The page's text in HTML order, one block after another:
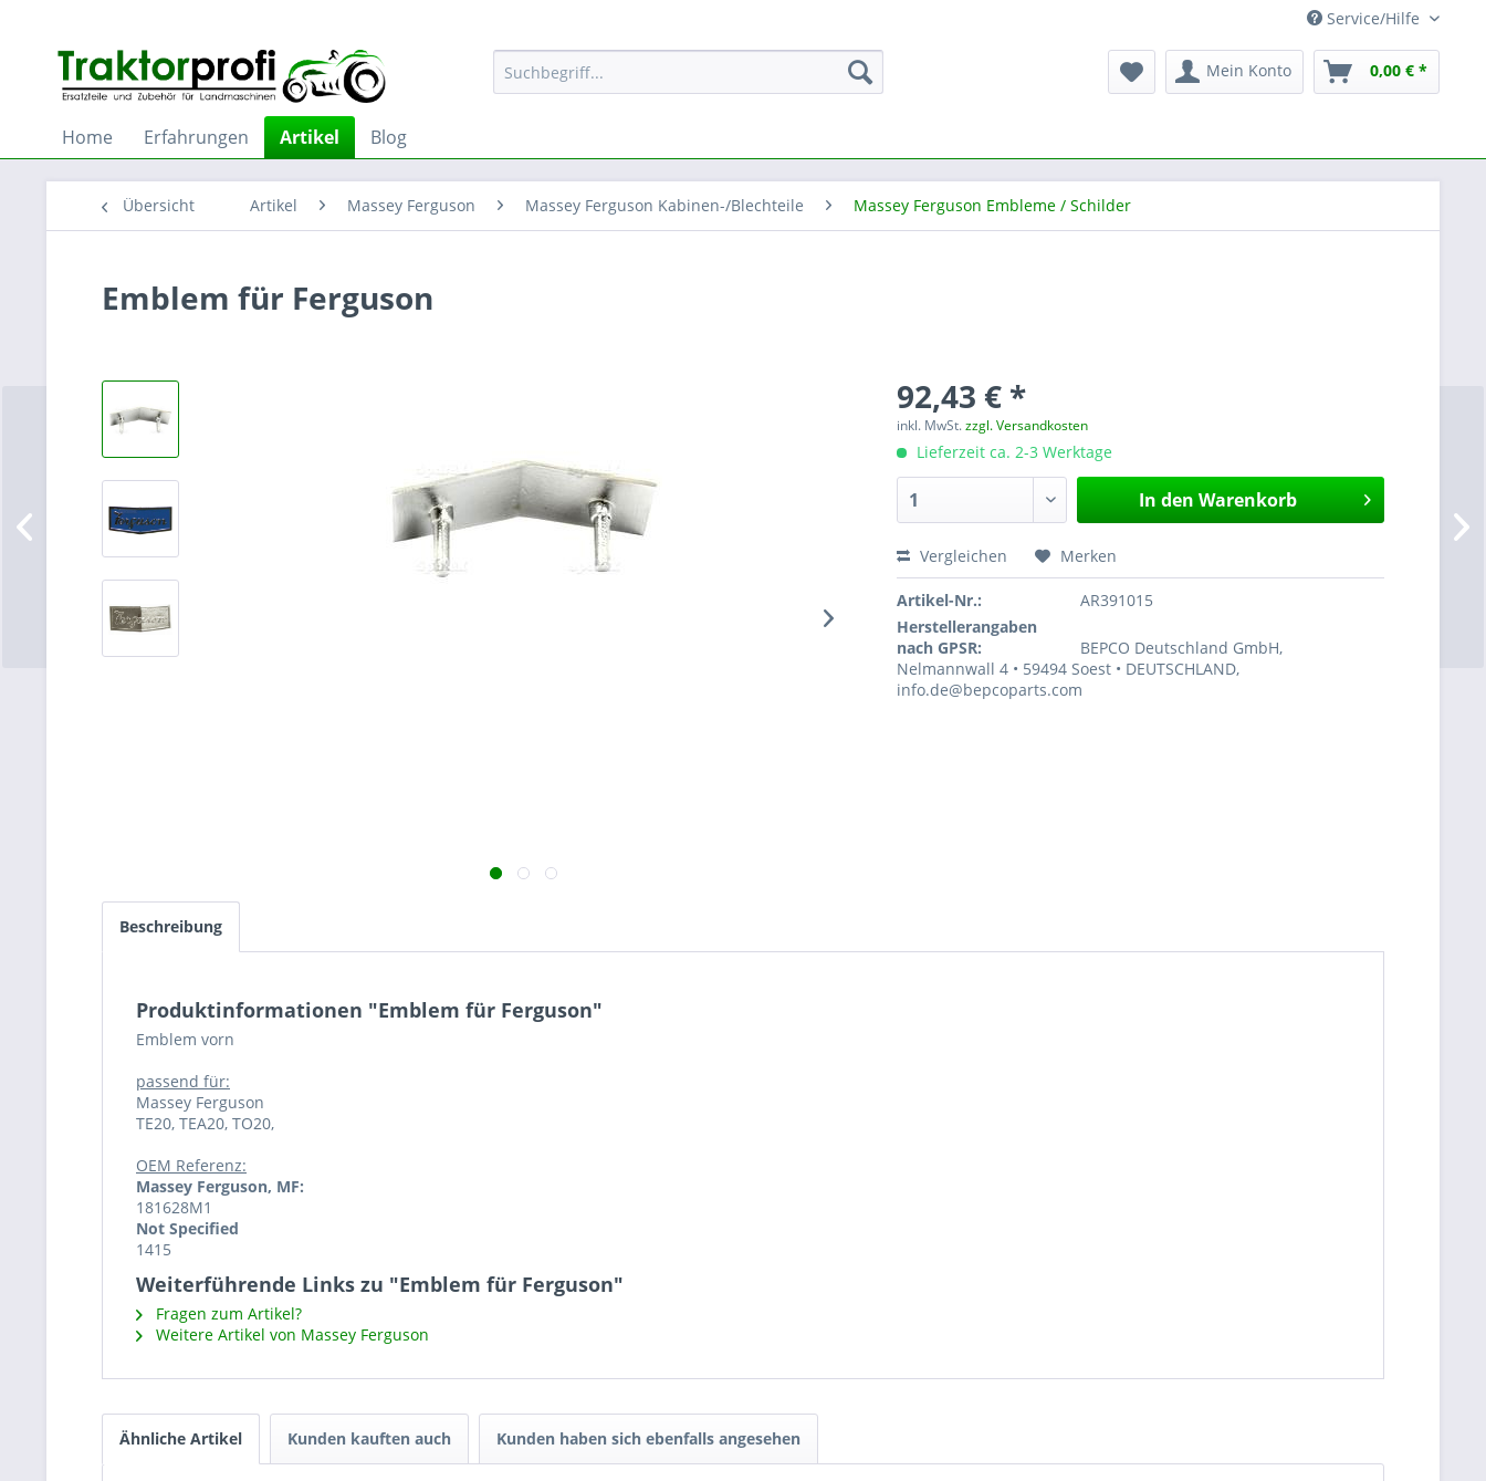
Service/Hilfe
Mein Konto 0,00 € *
Home Erfahrungen Artikel Blog
Übersicht Artikel Massey Ferguson Massey Ferguson Kabinen-/Blechteile Massey Ferguson Embleme / Schilder
Emblem für Ferguson
92,43 € *
inkl. MwSt.zzgl. Versandkosten
Lieferzeit ca. 2-3 Werktage
In den Warenkorb
Vergleichen Merken
Artikel-Nr.:
AR391015
Herstellerangaben
nach GPSR:
BEPCO Deutschland GmbH,
Nelmannwall 4 • 59494 Soest • DEUTSCHLAND,
info.de@bepcoparts.com
Beschreibung
Produktinformationen "Emblem für Ferguson"
Emblem vorn
passend für:
Massey Ferguson
TE20, TEA20, TO20,
OEM Referenz:
Massey Ferguson, MF:
181628M1
Not Specified
1415
Weiterführende Links zu "Emblem für Ferguson"
Fragen zum Artikel?
Weitere Artikel von Massey Ferguson
Ähnliche Artikel Kunden kauften auch Kunden haben sich ebenfalls angesehen